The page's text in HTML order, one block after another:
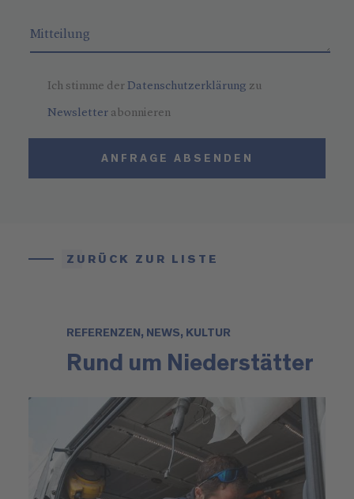
Ich stimme derDatenschutzerklärung zu
Newsletter abonnieren
ANFRAGE ABSENDEN
ZURÜCK ZUR LISTE
REFERENZEN, NEWS, KULTUR
Rund um Niederstätter